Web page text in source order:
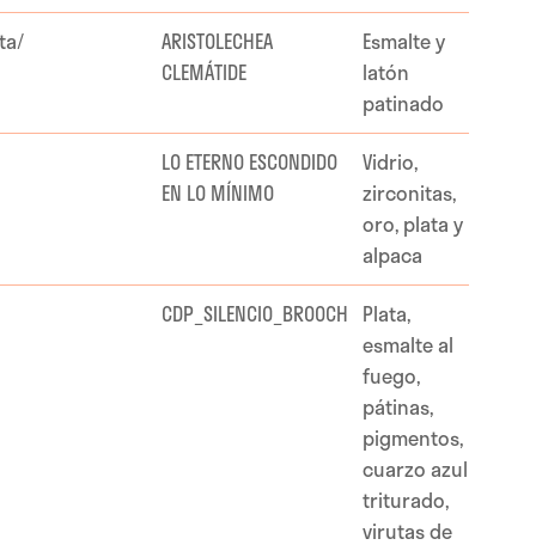
ARISTOLECHEA
CLEMÁTIDE
Esmalte y
latón
patinado
LO ETERNO ESCONDIDO
EN LO MÍNIMO
Vidrio,
zirconitas,
oro, plata y
alpaca
CDP_SILENCIO_BROOCH Plata,
esmalte al
fuego,
pátinas,
pigmentos,
cuarzo azul
triturado,
virutas de